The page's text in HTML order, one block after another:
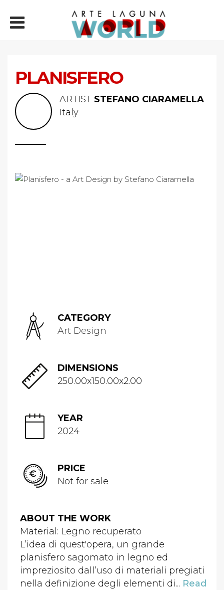
PLANISFERO
ARTIST STEFANO CIARAMELLA
Italy
CATEGORY
Art Design
DIMENSIONS
250.00x150.00x2.00
YEAR
2024
PRICE
Not for sale
ABOUT THE WORK
Material: Legno recuperato
L’idea di quest'opera, un grande
planisfero sagomato in legno ed
impreziosito dall’uso di materiali pregiati
nella definizione degli elementi di... Read